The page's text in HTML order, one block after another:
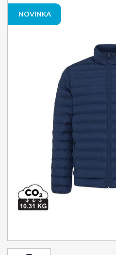
NOVINKA